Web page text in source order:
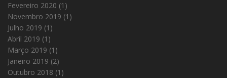
Fevereiro 2020 (1)
Novembro 2019 (1)
Julho 2019 (1)
Abril 2019 (1)
Março 2019 (1)
Janeiro 2019 (2)
Outubro 2018 (1)